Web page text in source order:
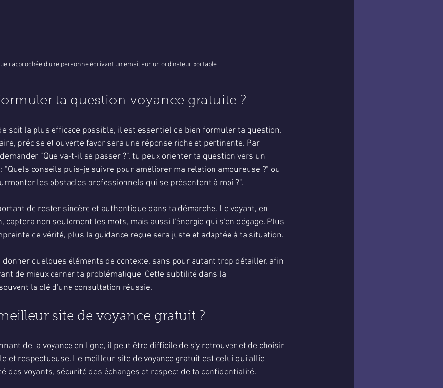
rapprochée d'une personne écrivant un email sur un ordinateur portable
ta question voyance gratuite ?
soit la plus efficace possible, il est essentiel de bien formuler ta question.
précise et ouverte favorisera une réponse riche et pertinente. Par
"Que va-t-il se passer ?", tu peux orienter ta question vers un
"Quels conseils puis-je suivre pour améliorer ma relation amoureuse ?" ou
les obstacles professionnels qui se présentent à moi ?".
de rester sincère et authentique dans ta démarche. Le voyant, en
captera non seulement les mots, mais aussi l'énergie qui s'en dégage. Plus
de vérité, plus la guidance reçue sera juste et adaptée à ta situation.
donner quelques éléments de contexte, sans pour autant trop détailler, afin
de mieux cerner ta problématique. Cette subtilité dans la
la clé d'une consultation réussie.
site de voyance gratuit ?
de la voyance en ligne, il peut être difficile de s'y retrouver et de choisir
et respectueuse. Le meilleur site de voyance gratuit est celui qui allie
des voyants, sécurité des échanges et respect de ta confidentialité.